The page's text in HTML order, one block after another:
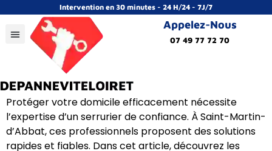
Intervention en 30 minutes - 24 H/24 - 7J/7
Appelez-Nous
07 49 77 72 70
Protéger votre domicile efficacement nécessite
l’expertise d’un serrurier de confiance. À Saint-Martin-
d’Abbat, ces professionnels proposent des solutions
rapides et fiables. Dans cet article, découvrez les